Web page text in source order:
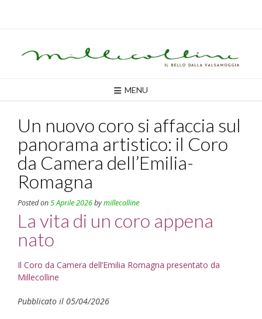
MENU
Un nuovo coro si affaccia sul
panorama artistico: il Coro
da Camera dell’Emilia-
Romagna
Posted on5 Aprile 2026bymillecolline
La vita di un coro appena
nato
Il Coro da Camera dell’Emilia Romagna presentato da
Millecolline
Pubblicato il 05/04/2026